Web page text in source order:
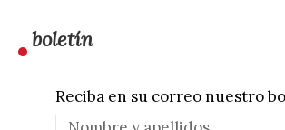
boletín
Reciba en su correo nuestro